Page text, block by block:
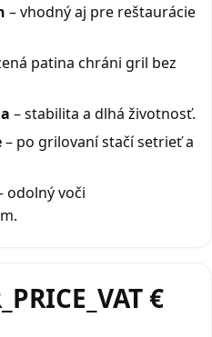
– vhodný aj pre reštaurácie
patina chráni gril bez
– stabilita a dlhá životnosť.
– po grilovaní stačí setrieť a
odolný voči
€